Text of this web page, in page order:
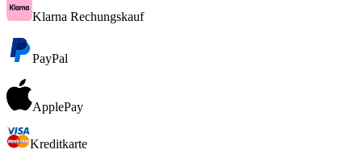
Klarna Rechungskauf
PayPal
ApplePay
Kreditkarte